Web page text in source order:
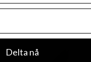
Delta nå